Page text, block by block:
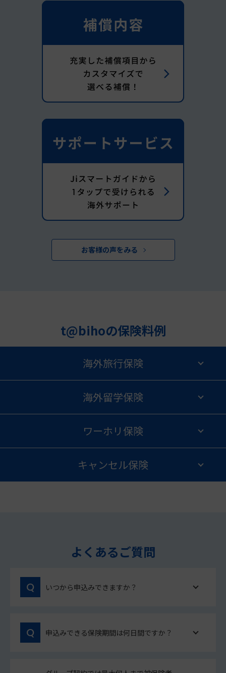
お客様の声をみる
t@bihoの保険料例
海外旅行保険
海外留学保険
ワーホリ保険
キャンセル保険
よくあるご質問
いつから申込みできますか？
申込みできる保険期間は何日間ですか？